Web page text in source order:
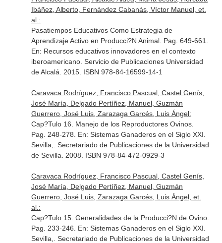
Ibáñez, Alberto, Fernández Cabanás, Víctor Manuel, et.
al.:
Pasatiempos Educativos Como Estrategia de
Aprendizaje Activo en Producci?N Animal. Pag. 649-661.
En: Recursos educativos innovadores en el contexto
iberoamericano. Servicio de Publicaciones Universidad
de Alcalá. 2015. ISBN 978-84-16599-14-1
Caravaca Rodríguez, Francisco Pascual, Castel Genís,
José María, Delgado Pertíñez, Manuel, Guzmán
Guerrero, José Luis, Zarazaga Garcés, Luis Ángel:
Cap?Tulo 16. Manejo de los Reproductores Ovinos.
Pag. 248-278. En: Sistemas Ganaderos en el Siglo XXI
Sevilla,. Secretariado de Publicaciones de la Universidad
de Sevilla. 2008. ISBN 978-84-472-0929-3
Caravaca Rodríguez, Francisco Pascual, Castel Genís,
José María, Delgado Pertíñez, Manuel, Guzmán
Guerrero, José Luis, Zarazaga Garcés, Luis Ángel, et.
al.:
Cap?Tulo 15. Generalidades de la Producci?N de Ovino.
Pag. 233-246. En: Sistemas Ganaderos en el Siglo XXI
Sevilla,. Secretariado de Publicaciones de la Universidad